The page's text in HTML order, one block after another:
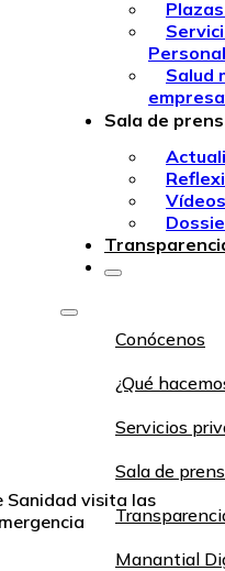
Personal
Salud
empresa
Sala de
Vídeos
Conócenos
¿Qué
Servicios
Sala de
Manantial
Sanidad visita las